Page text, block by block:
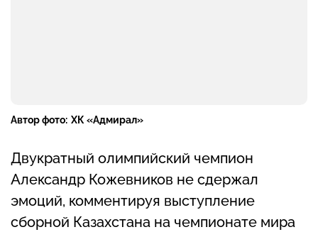
Автор фото: ХК «Адмирал»
Двукратный олимпийский чемпион
Александр Кожевников не сдержал
эмоций, комментируя выступление
сборной Казахстана на чемпионате мира